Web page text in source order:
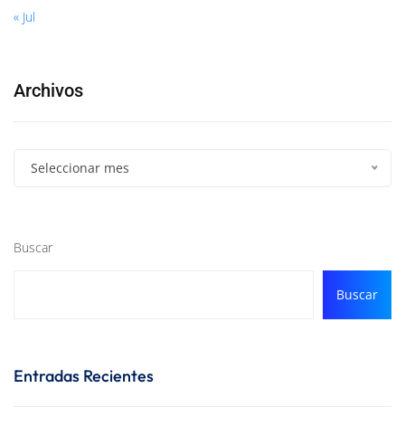
« Jul
Archivos
Seleccionar mes
Buscar
Buscar
Entradas Recientes